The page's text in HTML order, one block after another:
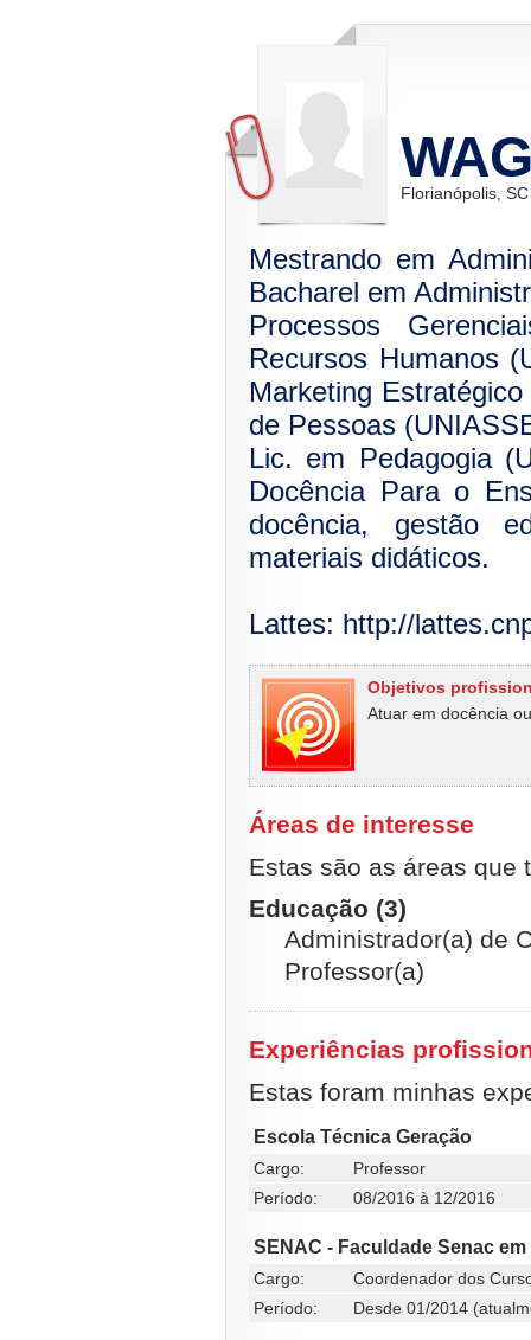
Florianópolis, SC
Mestrando em
Bacharel em
Processos
Recursos Humanos
Marketing
de Pessoas
Lic. em Pedagogia
Docência Para o
docência, gestão
materiais didáticos.
Lattes: http://
Objetivos
Atuar em docência
Áreas de interesse
Estas são as áreas que
Educação (3)
Administrador(a) de
Professor(a)
Experiências
Estas foram minhas
Escola Técnica Geração
Cargo:
Professor
Período:
08/2016 à 12/2016
SENAC - Faculdade Senac
Cargo:
Coordenador dos
Período:
Desde 01/2014